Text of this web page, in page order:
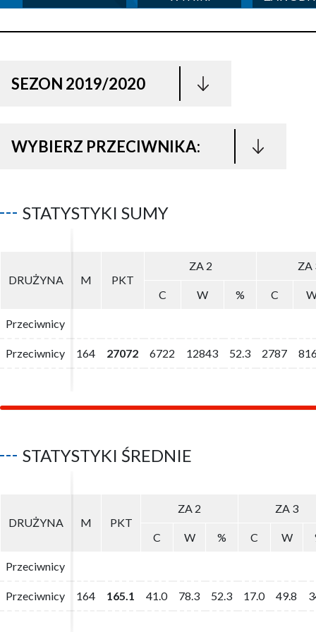
SEZON 2019/2020
WYBIERZ PRZECIWNIKA:
STATYSTYKI SUMY
DRUŻYNA M PKT
ZA 2 ZA
C
W % C
Przeciwnicy
Przeciwnicy 164 27072 6722 12843 52.3 2787
DRUŻYNA M PKT
ZA 2 ZA
C
W % C
Przeciwnicy
Przeciwnicy 164 27072 6722 12843 52.3 2787
STATYSTYKI ŚREDNIE
DRUŻYNA M PKT
ZA 2 ZA 3
C
W % C W
Przeciwnicy
Przeciwnicy 164 165.1 41.0 78.3 52.3 17.0 49.8
DRUŻYNA M PKT
ZA 2 ZA 3
C
W % C W
Przeciwnicy
Przeciwnicy 164 165.1 41.0 78.3 52.3 17.0 49.8